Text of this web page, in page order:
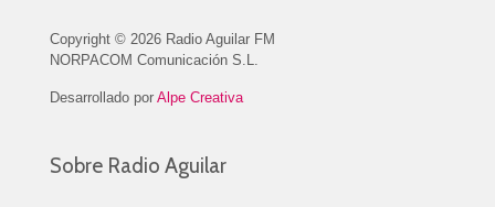
Copyright © 2026 Radio Aguilar FM
NORPACOM Comunicación S.L.
Desarrollado por Alpe Creativa
Sobre Radio Aguilar